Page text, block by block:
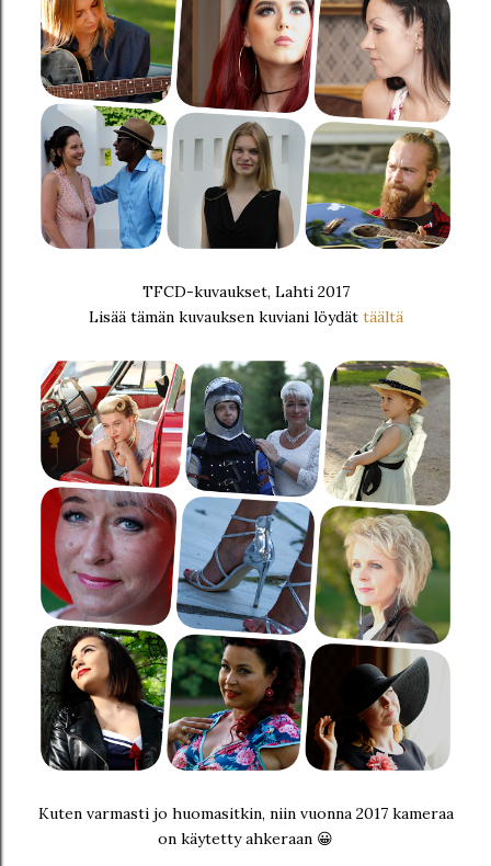
TFCD-kuvaukset, Lahti 2017
Lisää tämän kuvauksen kuviani löydät täältä
Kuten varmasti jo huomasitkin, niin vuonna 2017 kameraa
on käytetty ahkeraan 😀